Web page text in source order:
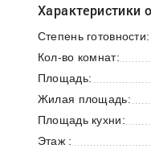
Характеристики
Степень готовности:
Кол-во комнат:
Площадь:
Жилая площадь:
Площадь кухни:
Этаж :